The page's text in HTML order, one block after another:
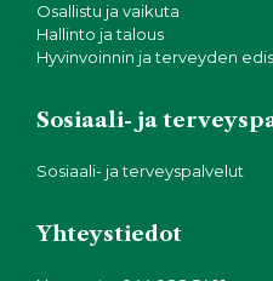
Osallistu ja vaikuta
Hallinto ja talous
Hyvinvoinnin ja terveyden
Sosiaali- ja
Sosiaali- ja terveyspalvelut
Yhteystiedot